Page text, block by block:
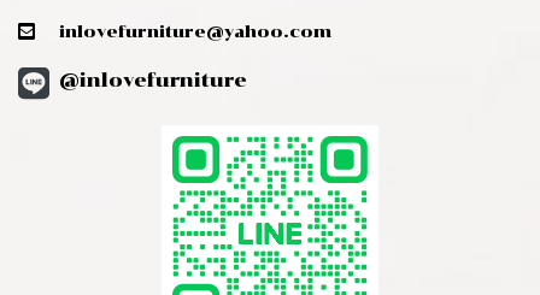
inlovefurniture@yahoo.com
@inlovefurniture